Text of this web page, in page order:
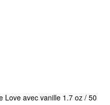
Love avec vanille 1.7 oz / 50